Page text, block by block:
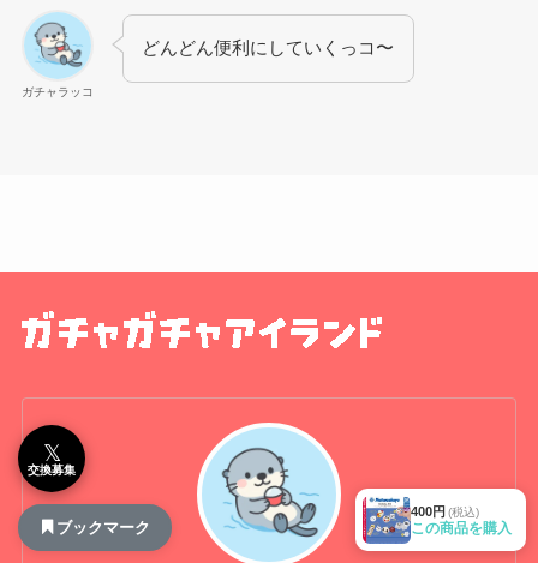
400円 (税込)
この商品を購入
ガチャラッコ
どんどん便利にしていくっコ〜
𝕏
交換募集
ブックマーク